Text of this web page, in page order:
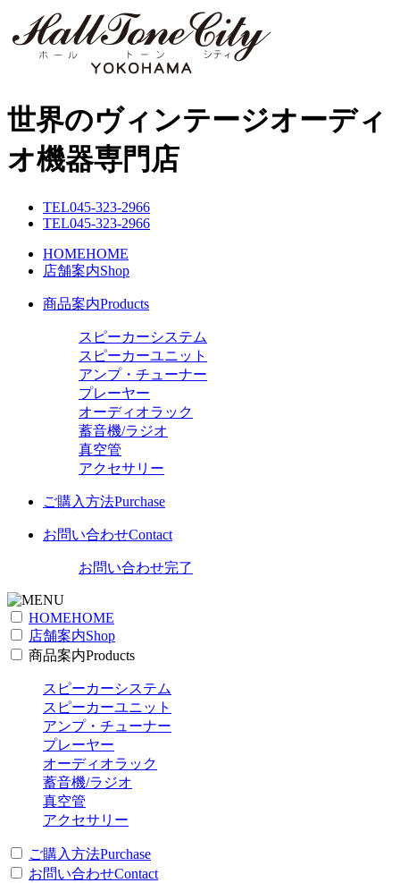
世界のヴィンテージオーディ
オ機器専門店
TEL045-323-2966
TEL045-323-2966
HOMEHOME
店舗案内Shop
商品案内Products
スピーカーシステム
スピーカーユニット
アンプ・チューナー
プレーヤー
オーディオラック
蓄音機/ラジオ
真空管
アクセサリー
ご購入方法Purchase
お問い合わせContact
お問い合わせ完了
HOMEHOME
店舗案内Shop
商品案内Products
スピーカーシステム
スピーカーユニット
アンプ・チューナー
プレーヤー
オーディオラック
蓄音機/ラジオ
真空管
アクセサリー
ご購入方法Purchase
お問い合わせContact